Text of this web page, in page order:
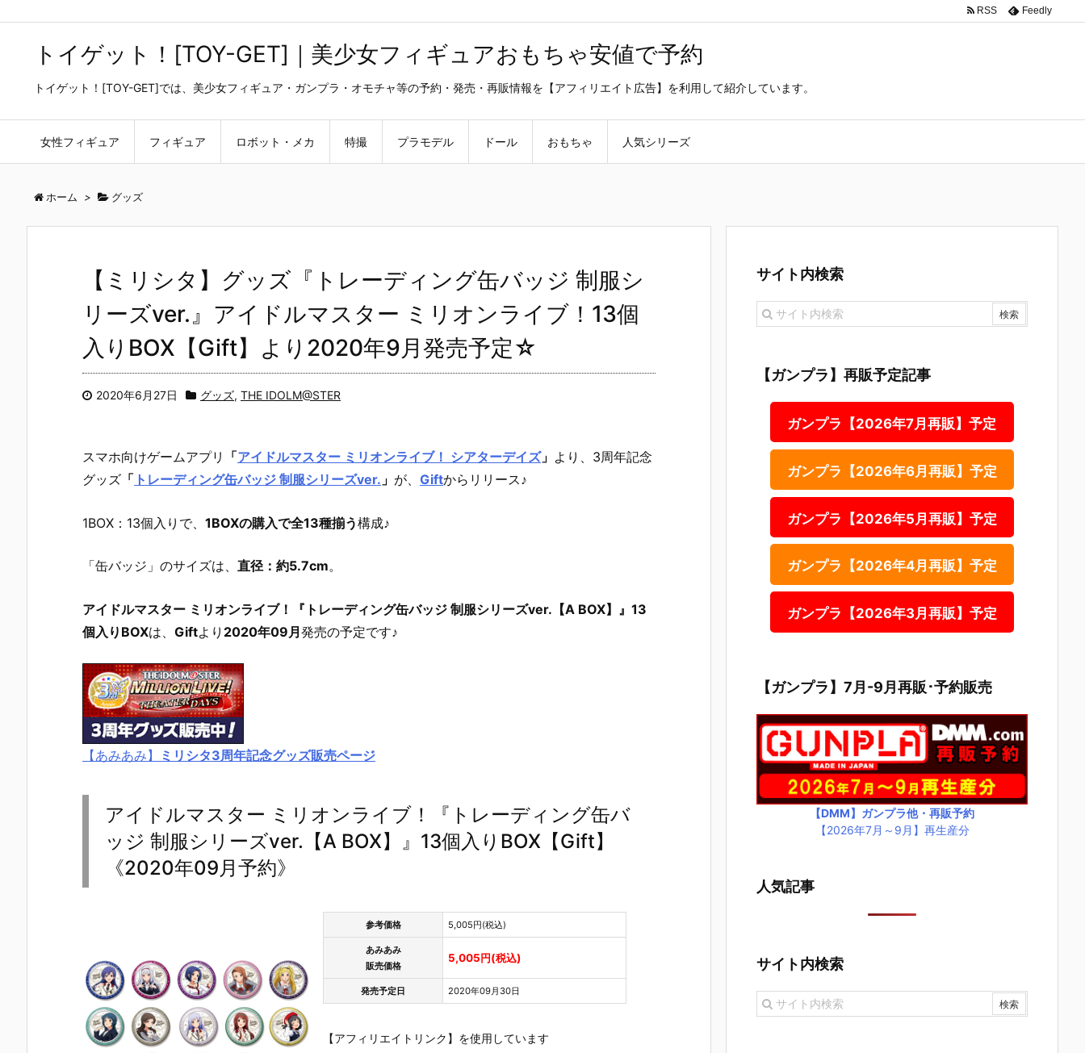
トイゲット！[TOY-GET]｜美少女フィギュアおもちゃ安値で予約
トイゲット！[TOY-GET]では、美少女フィギュア・ガンプラ・オモチャ等の予約・発売・再販情報を【アフィリエイト広告】を利用して紹介しています。
女性フィギュア フィギュア ロボット・メカ 特撮 プラモデル ドール おもちゃ 人気シリーズ
RSS Feedly
ホーム > グッズ
【ミリシタ】グッズ『トレーディング缶バッジ 制服シ
リーズver.』アイドルマスター ミリオンライブ！13個
入りBOX【Gift】より2020年9月発売予定☆
2020年6月27日 グッズ, THE IDOLM@STER
スマホ向けゲームアプリ 「アイドルマスター ミリオンライブ！ シアターデイズ」 より、 3周年記念
グッズ 「 トレーディング缶バッジ 制服シリーズver. 」 が、 Giftからリリース♪
1BOX：13個入りで、 1BOXの購入で全13種揃う構成♪
「缶バッジ」のサイズは、 直径：約5.7cm。
アイドルマスター ミリオンライブ！『トレーディング缶バッジ 制服シリーズver.【A BOX】』13
個入りBOXは、 Giftより 2020年09月発売の予定です♪
【あみあみ】 ミリシタ3周年記念グッズ販売ページ
アイドルマスター ミリオンライブ！『トレーディング缶バ
ッジ 制服シリーズver.【A BOX】』13個入りBOX【Gift】
《2020年09月予約》
参考価格 5,005円(税込)
あみあみ
販売価格
5,005円(税込)
発売予定日 2020年09月30日
【アフィリエイトリンク】を使用しています
サイト内検索
【ガンプラ】再販予定記事
ガンプラ【2026年7月再販】予定
ガンプラ【2026年6月再販】予定
ガンプラ【2026年5月再販】予定
ガンプラ【2026年4月再販】予定
ガンプラ【2026年3月再販】予定
【ガンプラ】7月-9月再販･予約販売
【DMM】ガンプラ他・再販予約
【2026年7月～9月】再生産分
人気記事
サイト内検索